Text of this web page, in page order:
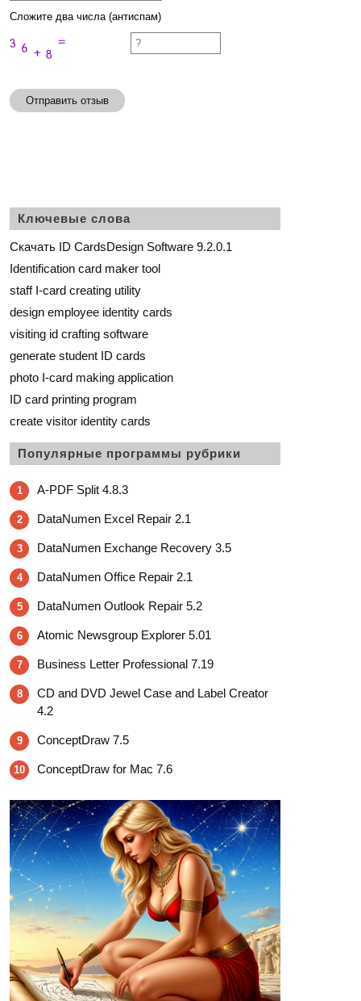
Сложите два числа (антиспам)
Отправить отзыв
Ключевые слова
Скачать ID CardsDesign Software 9.2.0.1
Identification card maker tool
staff I-card creating utility
design employee identity cards
visiting id crafting software
generate student ID cards
photo I-card making application
ID card printing program
create visitor identity cards
Популярные программы рубрики
1 A-PDF Split 4.8.3
2 DataNumen Excel Repair 2.1
3 DataNumen Exchange Recovery 3.5
4 DataNumen Office Repair 2.1
5 DataNumen Outlook Repair 5.2
6 Atomic Newsgroup Explorer 5.01
7 Business Letter Professional 7.19
8
CD and DVD Jewel Case and Label Creator
4.2
9 ConceptDraw 7.5
10 ConceptDraw for Mac 7.6